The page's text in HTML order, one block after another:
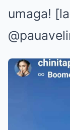
umaga!